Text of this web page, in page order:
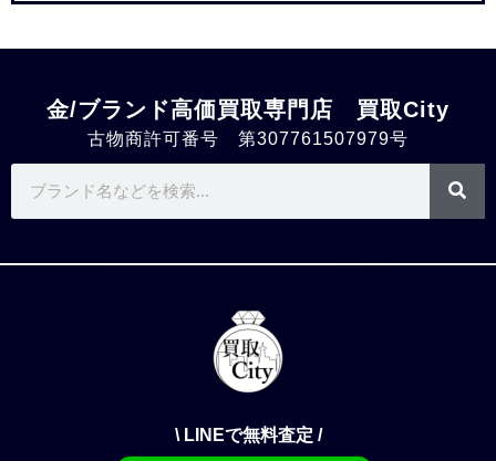
金/ブランド高価買取専門店 買取City
古物商許可番号 第307761507979号
\ LINEで無料査定 /